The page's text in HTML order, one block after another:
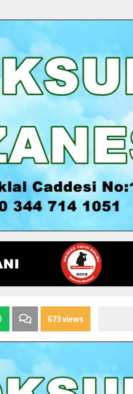
673 views